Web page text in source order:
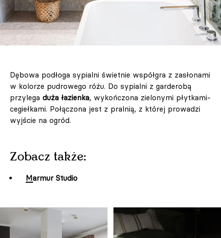
Dębowa podłoga sypialni świetnie współgra z zasłonami
w kolorze pudrowego różu. Do sypialni z garderobą
przylega duża łazienka, wykończona zielonymi płytkami-
cegiełkami. Połączona jest z pralnią, z której prowadzi
wyjście na ogród.
Zobacz także:
Marmur Studio